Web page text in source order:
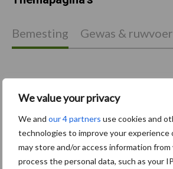
We value your privacy
We and our 4 partners use cookies and
technologies to improve your experience
may store and/or access information from
process the personal data, such as your
Bemesting Gewas & ruwvoer
Compost